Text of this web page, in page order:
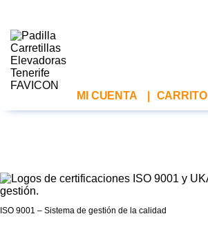
MI CUENTA CARRITO
ISO 9001 – Sistema de gestión de la calidad